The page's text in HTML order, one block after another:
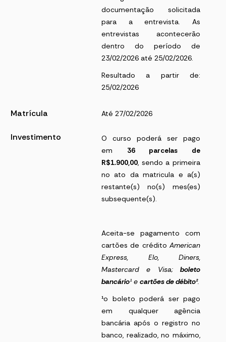
documentação solicitada
para a entrevista. As
entrevistas acontecerão
dentro do período de
23/02/2026 até 25/02/2026.
Resultado a partir de:
25/02/2026
Matrícula Até 27/02/2026
Investimento
O curso poderá ser pago
em 36 parcelas de
R$1.900,00, sendo a primeira
no ato da matricula e a(s)
restante(s) no(s) mes(es)
subsequente(s).
Aceita-se pagamento com
cartões de crédito American
Express, Elo, Diners,
Mastercard e Visa; boleto
bancário¹e cartões de débito².
¹o boleto poderá ser pago
em qualquer agência
bancária após o registro no
banco, realizado, no máximo,